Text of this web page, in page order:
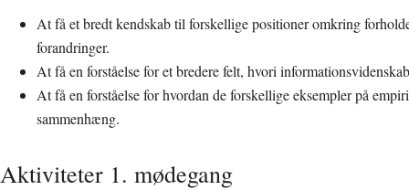
At få et bredt kendskab til forskellige positioner omkring
forandringer.
At få en forståelse for et bredere felt, hvori
At få en forståelse for hvordan de forskellige eksempler på
sammenhæng.
Aktiviteter 1. mødegang